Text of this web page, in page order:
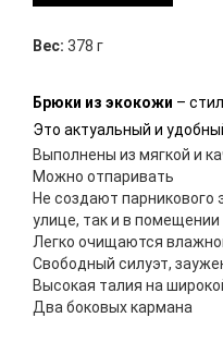
Вес: 378 г
Брюки из экокожи –
Это актуальный и
Выполнены из мягкой и
Можно отпаривать
Не создают
улице, так и в помещении
Легко очищаются
Свободный силуэт,
Высокая талия на
Два боковых кармана